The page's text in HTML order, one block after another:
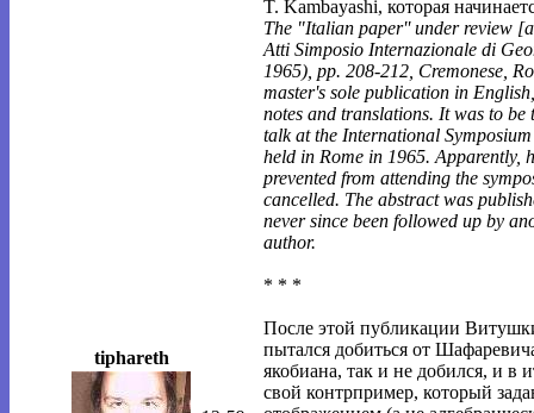
tiphareth
T. Kambayashi, которая
The "Italian paper'' under review
Atti Simposio Internazionale di
1965), pp. 208-212, Cremonese,
master's sole publication in
notes and translations. It was to be
talk at the International
held in Rome in 1965. Apparently,
prevented from attending the
cancelled. The abstract was
never since been followed up by
author.
* * *
После этой публикации
пытался добиться от
якобиана, так и не добился, и в
свой контрпример, который